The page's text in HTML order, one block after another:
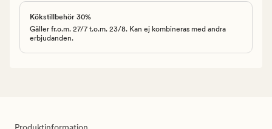
Kökstillbehör 30%
Gäller fr.o.m. 27/7 t.o.m. 23/8. Kan ej kombineras med andra
erbjudanden.
Produktinformation